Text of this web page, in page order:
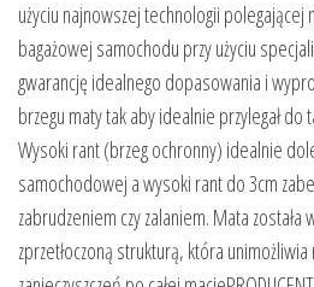
użyciu najnowszej technologii polegającej
bagażowej samochodu przy użyciu
gwarancję idealnego dopasowania i
brzegu maty tak aby idealnie przylegał
Wysoki rant (brzeg ochronny) idealnie
samochodowej a wysoki rant do 3cm
zabrudzeniem czy zalaniem. Mata
zprzetłoczoną strukturą, która